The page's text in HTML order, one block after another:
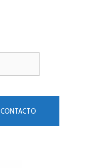
CONTACTO